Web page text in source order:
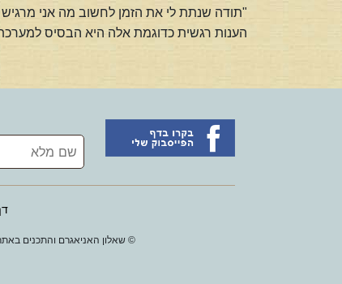
"תודה שנתת לי את הזמן לחשוב מה אני
הענות רגשית כדוגמת אלה היא הבסיס
© שאלון האניאגרם והתכנים